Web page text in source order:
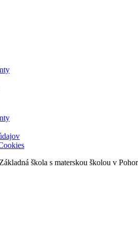
škola s materskou školou v